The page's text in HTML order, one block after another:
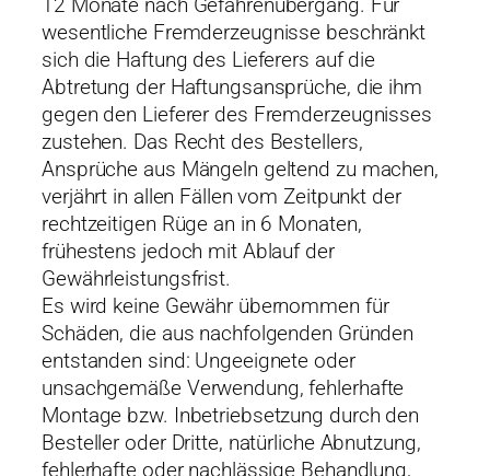
12 Monate nach Gefahrenübergang. Für
wesentliche Fremderzeugnisse beschränkt
sich die Haftung des Lieferers auf die
Abtretung der Haftungsansprüche, die ihm
gegen den Lieferer des Fremderzeugnisses
zustehen. Das Recht des Bestellers,
Ansprüche aus Mängeln geltend zu machen,
verjährt in allen Fällen vom Zeitpunkt der
rechtzeitigen Rüge an in 6 Monaten,
frühestens jedoch mit Ablauf der
Gewährleistungsfrist.
Es wird keine Gewähr übernommen für
Schäden, die aus nachfolgenden Gründen
entstanden sind: Ungeeignete oder
unsachgemäße Verwendung, fehlerhafte
Montage bzw. Inbetriebsetzung durch den
Besteller oder Dritte, natürliche Abnutzung,
fehlerhafte oder nachlässige Behandlung,